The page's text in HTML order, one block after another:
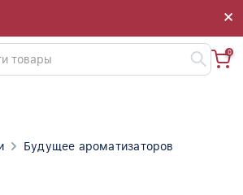
×
×
0
Будущее ароматизаторов